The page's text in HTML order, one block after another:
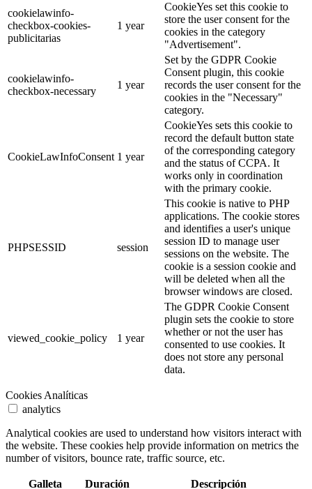
cookielawinfo-
checkbox-cookies-
publicitarias
1 year
CookieYes set this cookie to
store the user consent for the
cookies in the category
"Advertisement".
cookielawinfo-
checkbox-necessary
1 year
Set by the GDPR Cookie
Consent plugin, this cookie
records the user consent for the
cookies in the "Necessary"
category.
CookieLawInfoConsent 1 year
CookieYes sets this cookie to
record the default button state
of the corresponding category
and the status of CCPA. It
works only in coordination
with the primary cookie.
PHPSESSID session
This cookie is native to PHP
applications. The cookie stores
and identifies a user's unique
session ID to manage user
sessions on the website. The
cookie is a session cookie and
will be deleted when all the
browser windows are closed.
viewed_cookie_policy 1 year
The GDPR Cookie Consent
plugin sets the cookie to store
whether or not the user has
consented to use cookies. It
does not store any personal
data.
Cookies Analíticas
analytics
Analytical cookies are used to understand how visitors interact with
the website. These cookies help provide information on metrics the
number of visitors, bounce rate, traffic source, etc.
Galleta Duración Descripción